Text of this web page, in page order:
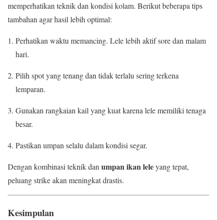
memperhatikan teknik dan kondisi kolam. Berikut beberapa tips
tambahan agar hasil lebih optimal:
Perhatikan waktu memancing. Lele lebih aktif sore dan malam
hari.
Pilih spot yang tenang dan tidak terlalu sering terkena
lemparan.
Gunakan rangkaian kail yang kuat karena lele memiliki tenaga
besar.
Pastikan umpan selalu dalam kondisi segar.
Dengan kombinasi teknik danumpan ikan leleyang tepat,
peluang strike akan meningkat drastis.
Kesimpulan